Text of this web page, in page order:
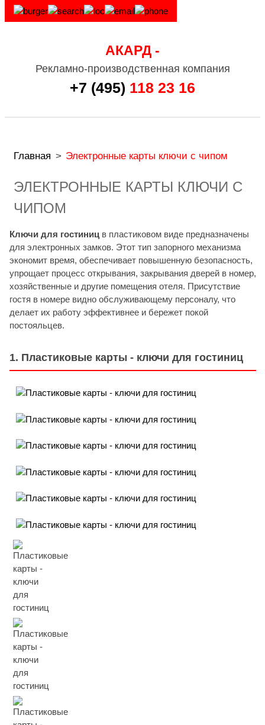
АКАРД -
Рекламно-производственная компания
+7 (495) 118 23 16
Главная > Электронные карты ключи с чипом
ЭЛЕКТРОННЫЕ КАРТЫ КЛЮЧИ С
ЧИПОМ
Ключи для гостиницв пластиковом виде предназначены
для электронных замков. Этот тип запорного механизма
экономит время, обеспечивает повышенную безопасность,
упрощает процесс открывания, закрывания дверей в номер,
хозяйственные и другие помещения отеля. Присутствие
гостя в номере видно обслуживающему персоналу, что
делает их работу эффективнее и бережет покой
постояльцев.
1. Пластиковые карты - ключи для гостиниц